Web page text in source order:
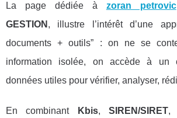
La page dédiée à zoran petrovic
GESTION , illustre l’intérêt d’une
documents + outils” : on ne se
information isolée, on accède à un
données utiles pour vérifier, analyser,
En combinant Kbis, SIREN/SIRET,